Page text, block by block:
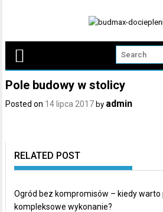
Pole budowy w stolicy
Posted on 14 lipca 2017 by admin
RELATED POST
Ogród bez kompromisów – kiedy warto
kompleksowe wykonanie?